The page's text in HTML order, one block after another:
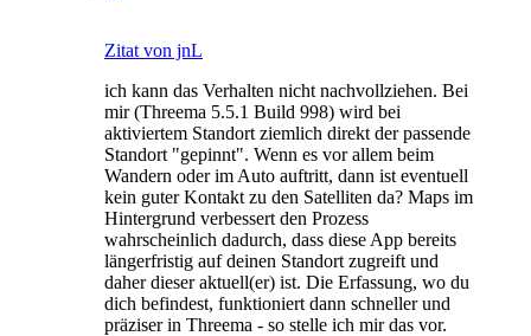
Zitat von jnL
ich kann das Verhalten nicht nachvollziehen. Bei
mir (Threema 5.5.1 Build 998) wird bei
aktiviertem Standort ziemlich direkt der passende
Standort "gepinnt". Wenn es vor allem beim
Wandern oder im Auto auftritt, dann ist eventuell
kein guter Kontakt zu den Satelliten da? Maps im
Hintergrund verbessert den Prozess
wahrscheinlich dadurch, dass diese App bereits
längerfristig auf deinen Standort zugreift und
daher dieser aktuell(er) ist. Die Erfassung, wo du
dich befindest, funktioniert dann schneller und
präziser in Threema - so stelle ich mir das vor.